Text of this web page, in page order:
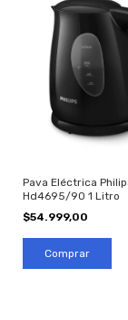
Pava Eléctrica
Hd4695/90 1 Litro
$54.999,00